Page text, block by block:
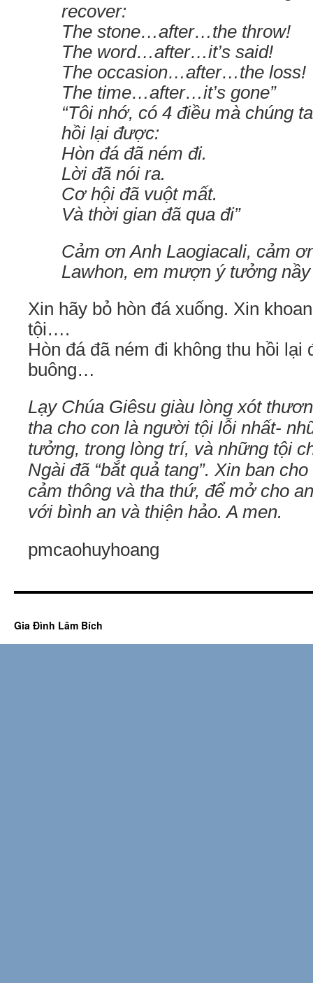
recover:
The stone…after…the throw!
The word…after…it’s said!
The occasion…after…the loss!
The time…after…it’s gone”
“Tôi nhớ, có 4 điều mà chúng
hồi lại được:
Hòn đá đã ném đi.
Lời đã nói ra.
Cơ hội đã vuột mất.
Và thời gian đã qua đi”
Cảm ơn Anh Laogiacali, cảm
Lawhon, em mượn ý tưởng
Xin hãy bỏ hòn đá xuống. Xin
tội….
Hòn đá đã ném đi không thu hồi lại
buông…
Lạy Chúa Giêsu giàu lòng xót
tha cho con là người tội lỗi nhất-
tưởng, trong lòng trí, và những tội
Ngài đã “bắt quả tang”. Xin ban
cảm thông và tha thứ, để mở cho
với bình an và thiện hảo. A men.
pmcaohuyhoang
Gia Đình Lâm Bích